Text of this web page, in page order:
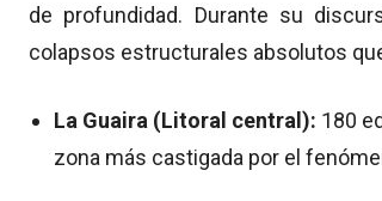
de profundidad. Durante su
colapsos estructurales absolutos
La Guaira (Litoral central): 180
zona más castigada por el